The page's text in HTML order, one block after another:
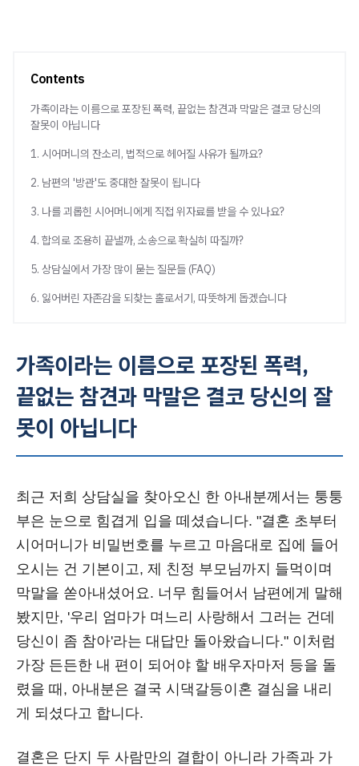
Contents
가족이라는 이름으로 포장된 폭력, 끝없는 참견과 막말은 결코 당신의
잘못이 아닙니다
1. 시어머니의 잔소리, 법적으로 헤어질 사유가 될까요?
2. 남편의 '방관'도 중대한 잘못이 됩니다
3. 나를 괴롭힌 시어머니에게 직접 위자료를 받을 수 있나요?
4. 합의로 조용히 끝낼까, 소송으로 확실히 따질까?
5. 상담실에서 가장 많이 묻는 질문들 (FAQ)
6. 잃어버린 자존감을 되찾는 홀로서기, 따뜻하게 돕겠습니다
가족이라는 이름으로 포장된 폭력,
끝없는 참견과 막말은 결코 당신의 잘
못이 아닙니다
최근 저희 상담실을 찾아오신 한 아내분께서는 퉁퉁
부은 눈으로 힘겹게 입을 떼셨습니다. "결혼 초부터
시어머니가 비밀번호를 누르고 마음대로 집에 들어
오시는 건 기본이고, 제 친정 부모님까지 들먹이며
막말을 쏟아내셨어요. 너무 힘들어서 남편에게 말해
봤지만, '우리 엄마가 며느리 사랑해서 그러는 건데
당신이 좀 참아'라는 대답만 돌아왔습니다." 이처럼
가장 든든한 내 편이 되어야 할 배우자마저 등을 돌
렸을 때, 아내분은 결국 시댁갈등이혼 결심을 내리
게 되셨다고 합니다.
결혼은 단지 두 사람만의 결합이 아니라 가족과 가